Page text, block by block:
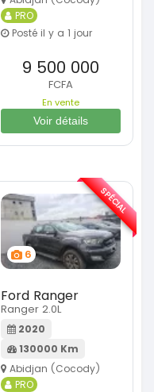
PRO
Posté il y a 1 jour
9 500 000
FCFA
En vente
Voir détails
6
Ford Ranger
Ranger 2.0L
2020
130000 Km
Abidjan (Cocody)
PRO
SPÉCIAL